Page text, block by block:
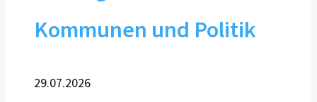
Kommunen und Politik
29.07.2026